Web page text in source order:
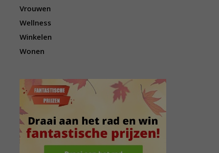
Vrouwen
Wellness
Winkelen
Wonen